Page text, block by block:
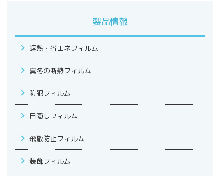
製品情報
遮熱・省エネフィルム
真冬の断熱フィルム
防犯フィルム
目隠しフィルム
飛散防止フィルム
装飾フィルム